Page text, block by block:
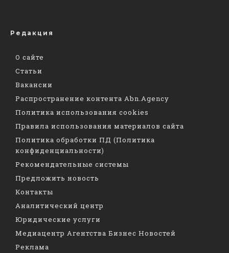
Редакция
О сайте
Статьи
Вакансии
Распространение контента Abn.Agency
Политика использования cookies
Правила использования материалов сайта
Политика обработки ПД (Политика
конфиденциальности)
Рекомендательные системы
Предложить новость
Контакты
Аналитический центр
Юридические услуги
Медиацентр Агентства Бизнес Новостей
Реклама